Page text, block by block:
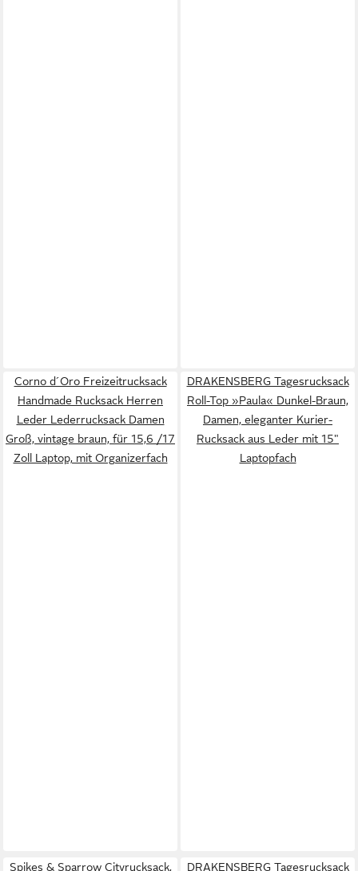
Corno d´Oro Freizeitrucksack
Handmade Rucksack Herren
Leder Lederrucksack Damen
Groß, vintage braun, für 15,6 /17
Zoll Laptop, mit Organizerfach
DRAKENSBERG Tagesrucksack
Roll-Top »Paula« Dunkel-Braun,
Damen, eleganter Kurier-
Rucksack aus Leder mit 15"
Laptopfach
Spikes & Sparrow Cityrucksack, DRAKENSBERG Tagesrucksack